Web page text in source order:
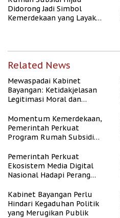
Didorong Jadi Simbol
Kemerdekaan yang Layak
Related News
Mewaspadai Kabinet
Bayangan: Ketidakjelasan
Legitimasi Moral dan
Momentum Kemerdekaan,
Pemerintah Perkuat
Program Rumah Subsidi
Berpenghasilan Rendah
Pemerintah Perkuat
Ekosistem Media Digital
Nasional Hadapi Perang
Kabinet Bayangan Perlu
Hindari Kegaduhan Politik
yang Merugikan Publik